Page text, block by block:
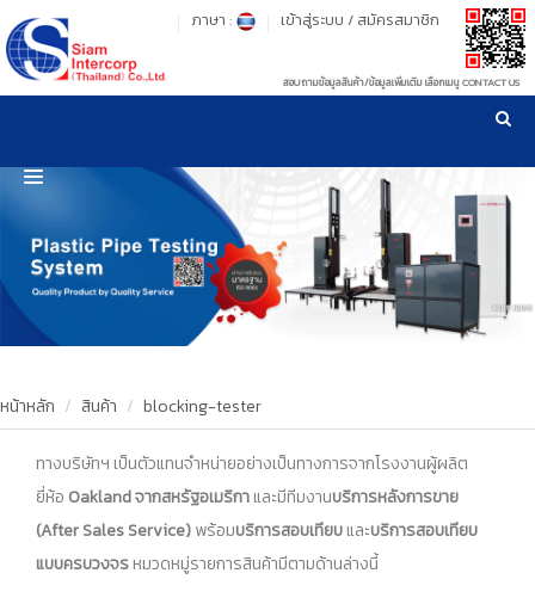
รู้ลึก รู้จริง เรื่องเครื่องมือทดสอบวัสดุ ! ยืน 1 เรื่องมาตรฐานการให้บริการ
เข้าสู่ระบบ / สมัครสมาชิก
ภาษา :
สอบถามข้อมูลสินค้า/ข้อมูลเพิ่มเติม เลือกเมนู CONTACT US
HOME
PRODUCT
OUR CLIENTS
OUR WORKS
CALIBRATION
CONTACT US
หน้าหลัก สินค้า blocking-tester
ทางบริษัทฯ เป็นตัวแทนจำหน่ายอย่างเป็นทางการจากโรงงานผู้ผลิต
ยี่ห้อ Oaklandจากสหรัฐอเมริกาและมีทีมงานบริการหลังการขาย
(After Sales Service)พร้อมบริการสอบเทียบและบริการสอบเทียบ
แบบครบวงจรหมวดหมู่รายการสินค้ามีตามด้านล่างนี้